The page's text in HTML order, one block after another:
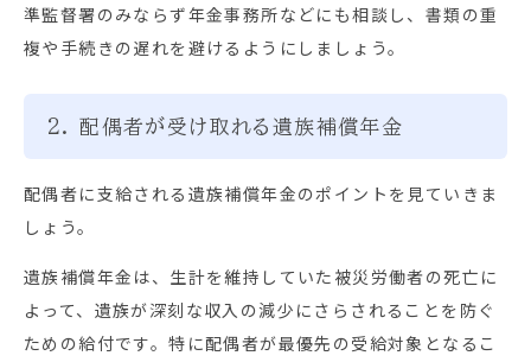
準監督署のみならず年金事務所などにも相談し、書類の重
複や手続きの遅れを避けるようにしましょう。
2. 配偶者が受け取れる遺族補償年金
配偶者に支給される遺族補償年金のポイントを見ていきま
しょう。
遺族補償年金は、生計を維持していた被災労働者の死亡に
よって、遺族が深刻な収入の減少にさらされることを防ぐ
ための給付です。特に配偶者が最優先の受給対象となるこ